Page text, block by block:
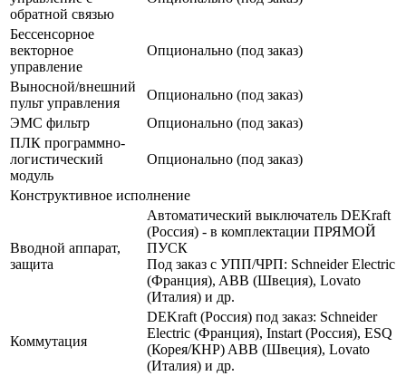
обратной связью
Бессенсорное
векторное
управление
Опционально (под заказ)
Выносной/внешний
пульт управления
Опционально (под заказ)
ЭМС фильтр
Опционально (под заказ)
ПЛК программно-
логистический
модуль
Опционально (под заказ)
Конструктивное исполнение
Вводной аппарат,
защита
Автоматический выключатель DEKraft
(Россия) - в комплектации ПРЯМОЙ
ПУСК
Под заказ с УПП/ЧРП: Schneider Electric
(Франция), ABB (Швеция), Lovato
(Италия) и др.
Коммутация
DEKraft (Россия) под заказ: Schneider
Electric (Франция), Instart (Россия), ESQ
(Корея/КНР) ABB (Швеция), Lovato
(Италия) и др.